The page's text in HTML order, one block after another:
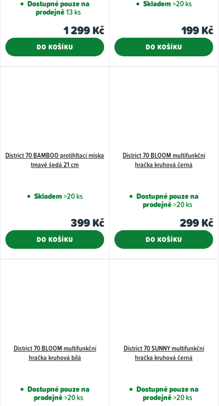
Dostupné pouze na
prodejně13 ks
1 299 Kč
DO KOŠÍKU
Skladem>20 ks
199 Kč
DO KOŠÍKU
District 70 BAMBOO protihltací miska
tmavě šedá 21 cm
Skladem>20 ks
399 Kč
DO KOŠÍKU
District 70 BLOOM multifunkční
hračka kruhová černá
Dostupné pouze na
prodejně>20 ks
299 Kč
DO KOŠÍKU
District 70 BLOOM multifunkční
hračka kruhová bílá
Dostupné pouze na
prodejně>20 ks
District 70 SUNNY multifunkční
hračka kruhová černá
Dostupné pouze na
prodejně>20 ks